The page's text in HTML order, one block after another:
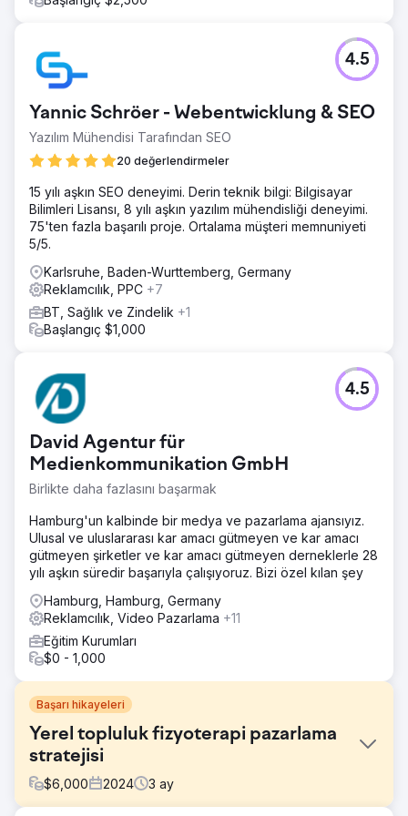
Yannic Schröer - Webentwicklung & SEO
Yazılım Mühendisi Tarafından SEO
20 değerlendirmeler
4.5
15 yılı aşkın SEO deneyimi. Derin teknik bilgi: Bilgisayar
Bilimleri Lisansı, 8 yılı aşkın yazılım mühendisliği deneyimi.
75'ten fazla başarılı proje. Ortalama müşteri memnuniyeti
5/5.
Karlsruhe, Baden-Wurttemberg, Germany
Reklamcılık, PPC +7
BT, Sağlık ve Zindelik +1
Başlangıç $1,000
David Agentur für
Medienkommunikation GmbH
Birlikte daha fazlasını başarmak
4.5
Hamburg'un kalbinde bir medya ve pazarlama ajansıyız.
Ulusal ve uluslararası kar amacı gütmeyen ve kar amacı
gütmeyen şirketler ve kar amacı gütmeyen derneklerle 28
yılı aşkın süredir başarıyla çalışıyoruz. Bizi özel kılan şey
Hamburg, Hamburg, Germany
Reklamcılık, Video Pazarlama +11
Eğitim Kurumları
$0 - 1,000
Başarı hikayeleri
Yerel topluluk fizyoterapi pazarlama
stratejisi
$6,000 2024 3 ay